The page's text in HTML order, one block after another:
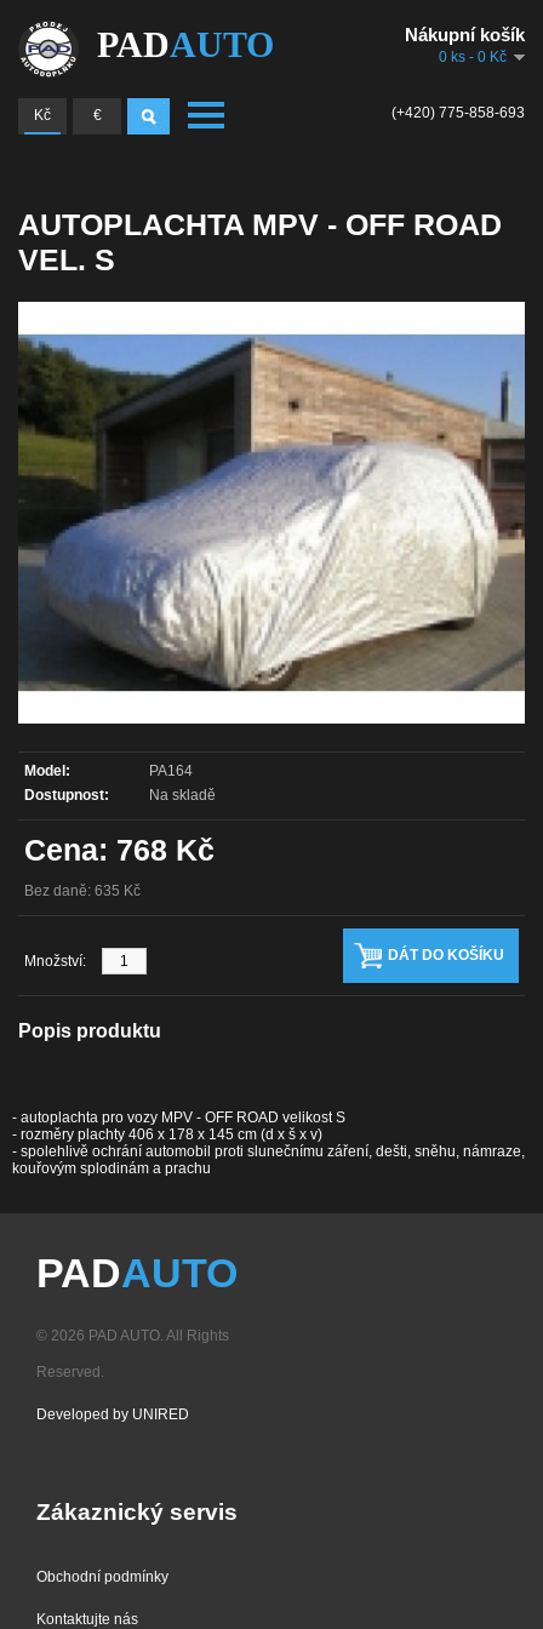
PADAUTO Nákupní košík
0 ks - 0 Kč
(+420) 775-858-693
Kč €
AUTOPLACHTA MPV - OFF ROAD
VEL. S
Model:
PA164
Dostupnost:
Na skladě
Cena: 768 Kč
Bez daně: 635 Kč
Množství:
Popis produktu
- autoplachta pro vozy MPV - OFF ROAD velikost S
- rozměry plachty 406 x 178 x 145 cm (d x š x v)
- spolehlivě ochrání automobil proti slunečnímu záření, dešti, sněhu, námraze,
kouřovým splodinám a prachu
PADAUTO
© 2026 PAD AUTO. All Rights
Reserved.
Developed by UNIRED
Zákaznický servis
Obchodní podmínky
Kontaktujte nás